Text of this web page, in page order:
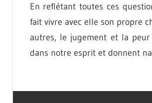
En reflétant toutes ces
fait vivre avec elle son propre
autres, le jugement et la
dans notre esprit et donnent
MÈRE